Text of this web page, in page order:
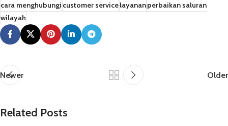
cara menghubungicustomer servicelayananperbaikan saluran
wilayah
Newer Older
Related Posts